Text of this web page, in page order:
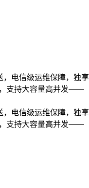
，电信级运维保障，独享
支持大容量高并发——
，电信级运维保障，独享
支持大容量高并发——